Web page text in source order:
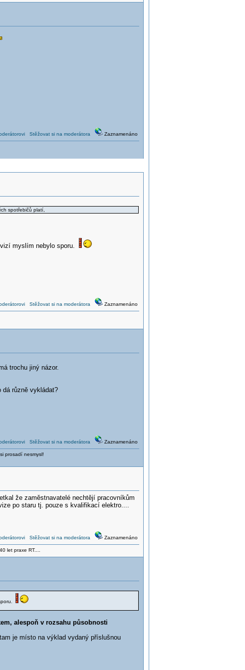
Stěžovat si na moderátora Zaznamenáno
spotřebičů platí,
myslím nebylo sporu.
Stěžovat si na moderátora Zaznamenáno
trochu jiný názor.
různě vykládat?
Stěžovat si na moderátora Zaznamenáno
prosadí nesmysl!
že zaměstnavatelé nechtějí pracovníkům
po staru tj. pouze s kvalifikací elektro....
Stěžovat si na moderátora Zaznamenáno
let praxe RT....
alespoň v rozsahu působnosti
je místo na výklad vydaný příslušnou